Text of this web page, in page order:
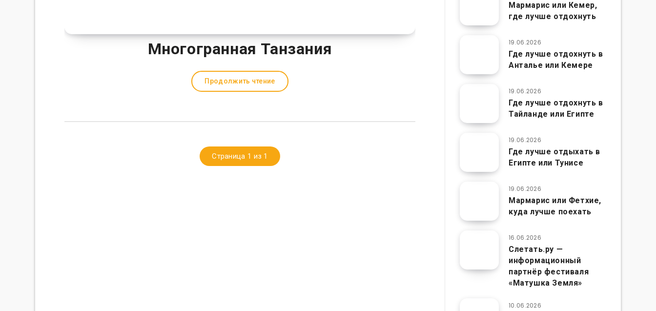
Многогранная Танзания
Продолжить чтение
Страница 1 из 1
Мармарис или Кемер,
где лучше отдохнуть
19.06.2026
Где лучше отдохнуть в
Анталье или Кемере
19.06.2026
Где лучше отдохнуть в
Тайланде или Египте
19.06.2026
Где лучше отдыхать в
Египте или Тунисе
19.06.2026
Мармарис или Фетхие,
куда лучше поехать
16.06.2026
Слетать.ру —
информационный
партнёр фестиваля
«Матушка Земля»
10.06.2026